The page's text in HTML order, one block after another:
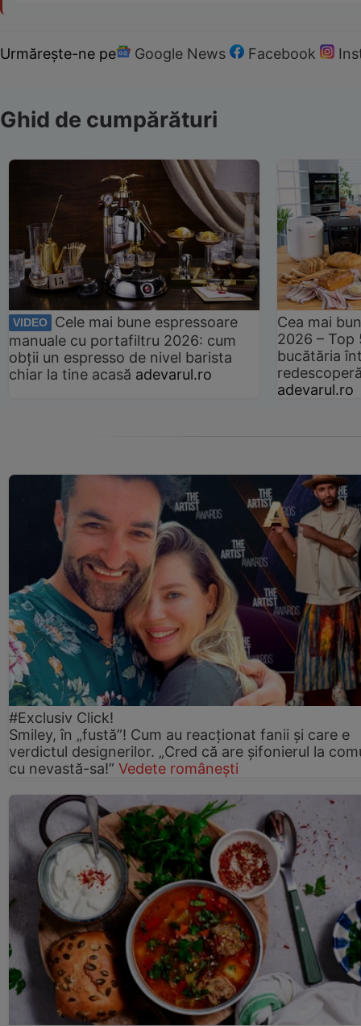
Urmărește-ne pe Google News Facebook
Ghid de cumpărături
VIDEO
Cele mai bune espressoare
manuale cu portafiltru 2026: cum
obții un espresso de nivel barista
chiar la tine acasă adevarul.ro
Cea mai
2026 –
bucătăria
adevarul.ro
#Exclusiv Click!
Smiley, în „fustă”! Cum au reacționat fanii și care e
verdictul designerilor. „Cred că are șifonierul la
cu nevastă-sa!” Vedete românești